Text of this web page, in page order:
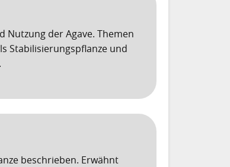
Nutzung der Agave. Themen
Stabilisierungspflanze und
beschrieben. Erwähnt